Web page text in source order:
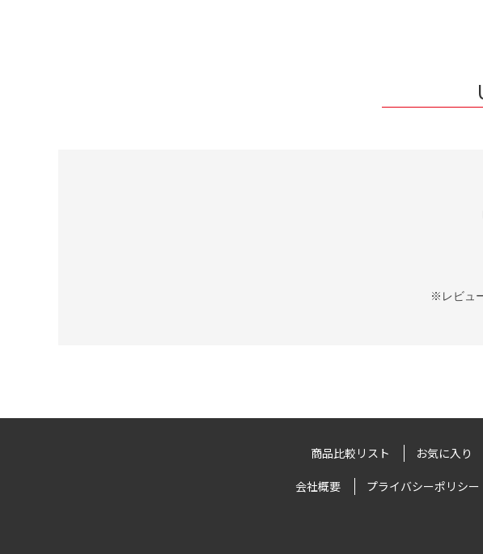
※レビュ
商品比較リスト お気に入り
会社概要 プライバシーポリシー